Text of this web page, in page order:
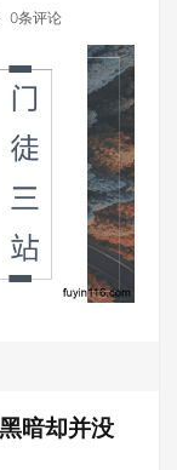
0条评论
暗却并没